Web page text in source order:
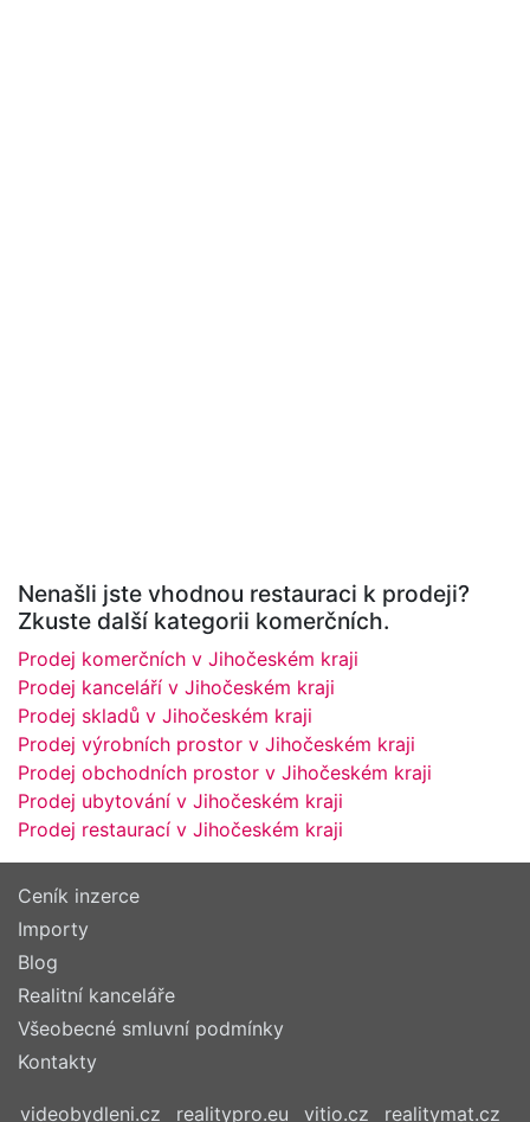
Nenašli jste vhodnou restauraci k prodeji?
Zkuste další kategorii komerčních.
Prodej komerčních v Jihočeském kraji
Prodej kanceláří v Jihočeském kraji
Prodej skladů v Jihočeském kraji
Prodej výrobních prostor v Jihočeském kraji
Prodej obchodních prostor v Jihočeském kraji
Prodej ubytování v Jihočeském kraji
Prodej restaurací v Jihočeském kraji
Ceník inzerce
Importy
Blog
Realitní kanceláře
Všeobecné smluvní podmínky
Kontakty
videobydleni.cz realitypro.eu vitio.cz realitymat.cz